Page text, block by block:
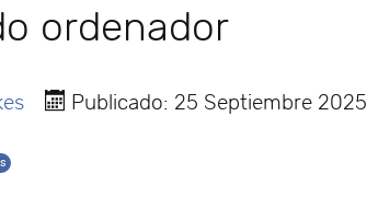
ordenador
Publicado: 25 Septiembre 2025